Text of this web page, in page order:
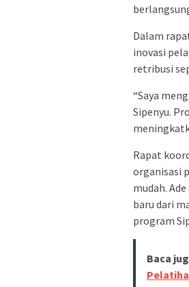
Dalam
inovasi
retribusi
“Saya
Sipenyu.
Rapat
organisasi
mudah.
baru dari
program
Baca